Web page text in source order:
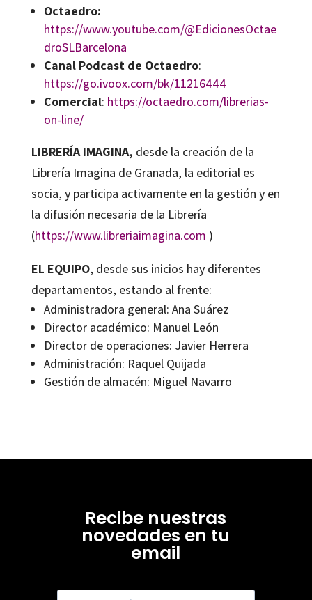
Octaedro:
https://www.youtube.com/@EdicionesOctae
droSLBarcelona
Canal Podcast de Octaedro:
https://go.ivoox.com/bk/11216444
Comercial: https://octaedro.com/librerias-
on-line/
LIBRERÍA IMAGINA, desde la creación de la
Librería Imagina de Granada, la editorial es
socia, y participa activamente en la gestión y en
la difusión necesaria de la Librería
(https://www.libreriaimagina.com )
EL EQUIPO, desde sus inicios hay diferentes
departamentos, estando al frente:
Administradora general: Ana Suárez
Director académico: Manuel León
Director de operaciones: Javier Herrera
Administración: Raquel Quijada
Gestión de almacén: Miguel Navarro
Recibe nuestras
novedades en tu
email